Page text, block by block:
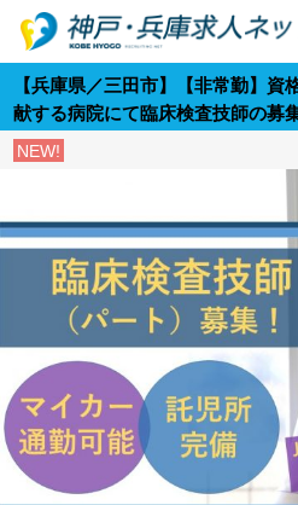
【兵庫県／三田市】【非常勤】
献する病院にて臨床検査技師の募
NEW!